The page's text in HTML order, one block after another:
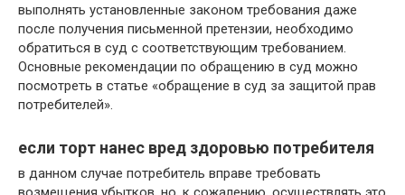
выполнять установленные законом требования даже
после получения письменной претензии, необходимо
обратиться в суд с соответствующим требованием.
Основные рекомендации по обращению в суд можно
посмотреть в статье «обращение в суд за защитой прав
потребителей».
если торт нанес вред здоровью потребителя
в данном случае потребитель вправе требовать